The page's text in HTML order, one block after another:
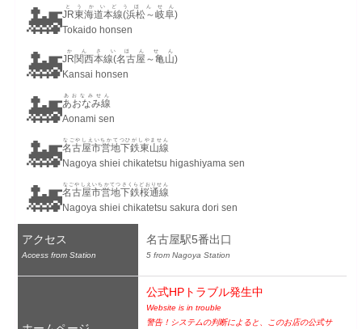
🚂JR東海道本線(浜松～岐阜)
とうかいどうほんせん
Tokaido honsen
🚂JR関西本線(名古屋～亀山)
かんさいほんせん
Kansai honsen
🚂あおなみ線
あおなみせん
Aonami sen
🚂名古屋市営地下鉄東山線
なごやしえいちかてつひがしやません
Nagoya shiei chikatetsu higashiyama sen
🚂名古屋市営地下鉄桜通線
なごやしえいちかてつさくらどおりせん
Nagoya shiei chikatetsu sakura dori sen
アクセス
Access from Station
名古屋駅5番出口
5 from Nagoya Station
公式HPトラブル発生中
Website is in trouble
警告！システムの判断によると、このお店の公式サ